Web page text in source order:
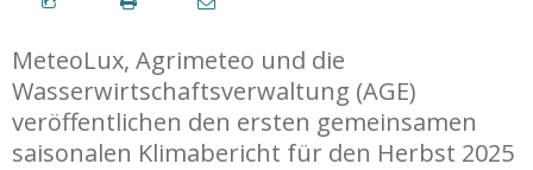
MeteoLux, Agrimeteo und die
Wasserwirtschaftsverwaltung (AGE)
veröffentlichen den ersten gemeinsamen
saisonalen Klimabericht für den Herbst 2025